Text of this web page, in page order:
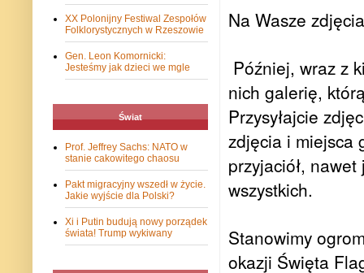
Na Wasze
Później, wraz z
nich galerię,
Przysyłajcie
zdjęcia i miejsca
przyjaciół,
wszystkich.
Stanowimy
okazji Święta
XX Polonijny Festiwal Zespołów
Folklorystycznych w Rzeszowie
Gen. Leon Komornicki:
Jesteśmy jak dzieci we mgle
Świat
Prof. Jeffrey Sachs: NATO w
stanie cakowitego chaosu
Pakt migracyjny wszedł w życie.
Jakie wyjście dla Polski?
Xi i Putin budują nowy porządek
świata! Trump wykiwany